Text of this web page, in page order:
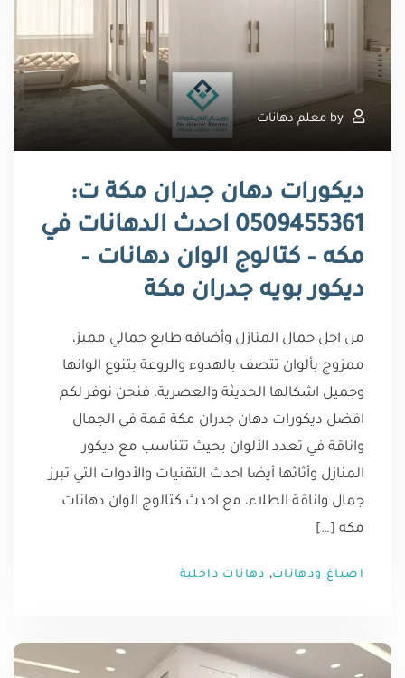
by معلم دهانات
ديكورات دهان جدران مكة ت:
0509455361 احدث الدهانات في
مكه – كتالوج الوان دهانات –
ديكور بويه جدران مكة
من اجل جمال المنازل وأضافه طابع جمالي مميز،
ممزوج بألوان تتصف بالهدوء والروعة بتنوع الوانها
وجميل اشكالها الحديثة والعصرية، فنحن نوفر لكم
افضل ديكورات دهان جدران مكة قمة في الجمال
واناقة في تعدد الألوان بحيث تتناسب مع ديكور
المنازل وأثاثها أيضا احدث التقنيات والأدوات التي تبرز
جمال واناقة الطلاء، مع احدث كتالوج الوان دهانات
مكه […]
اصباغ ودهانات, دهانات داخلية